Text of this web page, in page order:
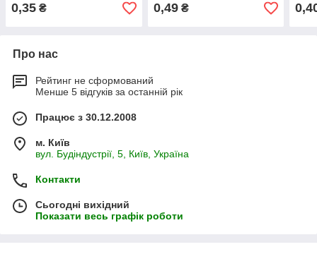
0,35 ₴ 0,49₴
Про нас
Рейтинг не сформований
Менше 5 відгуків за останній рік
Працює з 30.12.2008
м. Київ
вул. Будіндустрії, 5, Київ, Україна
Контакти
Сьогодні вихідний
Показати весь графік роботи